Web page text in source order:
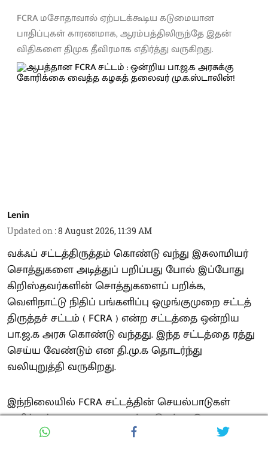
FCRA மசோதாவால் ஏற்படக்கூடிய கடுமையான
பாதிப்புகள் காரணமாக, ஆரம்பத்திலிருந்தே இதன்
விதிகளை திமுக தீவிரமாக எதிர்த்து வருகிறது.
Lenin
Updated on :8 August 2026, 11:39 AM
வக்ஃப் சட்டத்திருத்தம் கொண்டு வந்து இசுலாமியர்
சொத்துகளை அடித்துப் பறிப்பது போல் இப்போது
கிறிஸ்தவர்களின் சொத்துகளைப் பறிக்க,
வெளிநாட்டு நிதிப் பங்களிப்பு ஒழுங்குமுறை சட்டத்
திருத்தச் சட்டம் ( FCRA ) என்ற சட்டத்தை ஒன்றிய
பா.ஜ.க அரசு கொண்டு வந்தது. இந்த சட்டத்தை ரத்து
செய்ய வேண்டும் என தி.மு.க தொடர்ந்து
வலியுறுத்தி வருகிறது.
இந்நிலையில் FCRA சட்டத்தின் செயல்பாடுகள்
குறித்தும் முழுமையாக ஆய்வு செய்ய, இதனை ஒரு
நாடாளுமன்றக் கூட்டுக் குழுவின் பரிசீலணைக்கு